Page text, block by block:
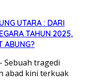
UTARA : DARI
TAHUN 2025,
ABUNG?
Sebuah tragedi
abad kini terkuak